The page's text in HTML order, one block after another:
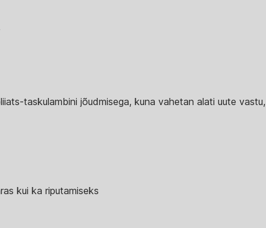
taskulambini jõudmisega, kuna vahetan alati uute
kui ka riputamiseks